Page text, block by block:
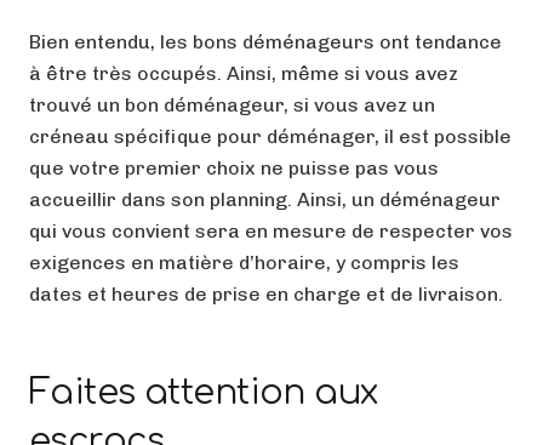
Bien entendu, les bons déménageurs ont tendance
à être très occupés. Ainsi, même si vous avez
trouvé un bon déménageur, si vous avez un
créneau spécifique pour déménager, il est possible
que votre premier choix ne puisse pas vous
accueillir dans son planning. Ainsi, un déménageur
qui vous convient sera en mesure de respecter vos
exigences en matière d’horaire, y compris les
dates et heures de prise en charge et de livraison.
Faites attention aux